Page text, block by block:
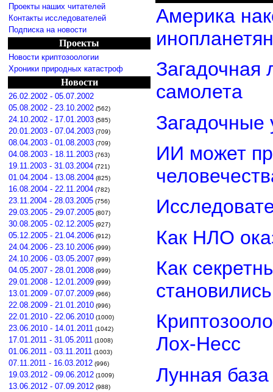
Проекты наших читателей
Контакты исследователей
Подписка на новости
Проекты
Новости криптозоологии
Хроники природных катастроф
Новости
26.02.2002 - 05.07.2002
05.08.2002 - 23.10.2002 (562)
24.10.2002 - 17.01.2003 (585)
20.01.2003 - 07.04.2003 (709)
08.04.2003 - 01.08.2003 (709)
04.08.2003 - 18.11.2003 (763)
19.11.2003 - 31.03.2004 (721)
01.04.2004 - 13.08.2004 (825)
16.08.2004 - 22.11.2004 (782)
23.11.2004 - 28.03.2005 (756)
29.03.2005 - 29.07.2005 (807)
30.08.2005 - 02.12.2005 (927)
05.12.2005 - 21.04.2006 (912)
24.04.2006 - 23.10.2006 (999)
24.10.2006 - 03.05.2007 (999)
04.05.2007 - 28.01.2008 (999)
29.01.2008 - 12.01.2009 (999)
13.01.2009 - 07.07.2009 (966)
22.08.2009 - 21.01.2010 (996)
22.01.2010 - 22.06.2010 (1000)
23.06.2010 - 14.01.2011 (1042)
17.01.2011 - 31.05.2011 (1008)
01.06.2011 - 03.11.2011 (1003)
07.11.2011 - 16.03.2012 (996)
19.03.2012 - 09.06.2012 (1009)
13.06.2012 - 07.09.2012 (988)
Америка
инопланетян
Загадочная
самолета
Загадочные
ИИ может
Как НЛО
Как
Лох-Несс
Лунная